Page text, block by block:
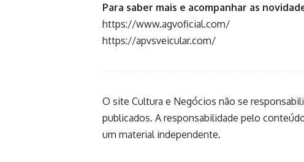
Para saber mais e acompanhar as
https://www.agvoficial.com/
https://apvsveicular.com/
O site Cultura e Negócios não se
publicados. A responsabilidade pelo
um material independente.